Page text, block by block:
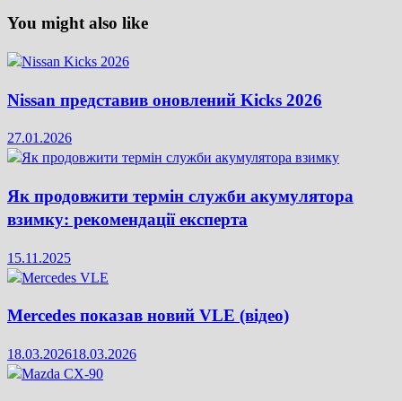
You might also like
Nissan представив оновлений Kicks 2026
27.01.2026
Як продовжити термін служби акумулятора
взимку: рекомендації експерта
15.11.2025
Mercedes показав новий VLE (відео)
18.03.202618.03.2026